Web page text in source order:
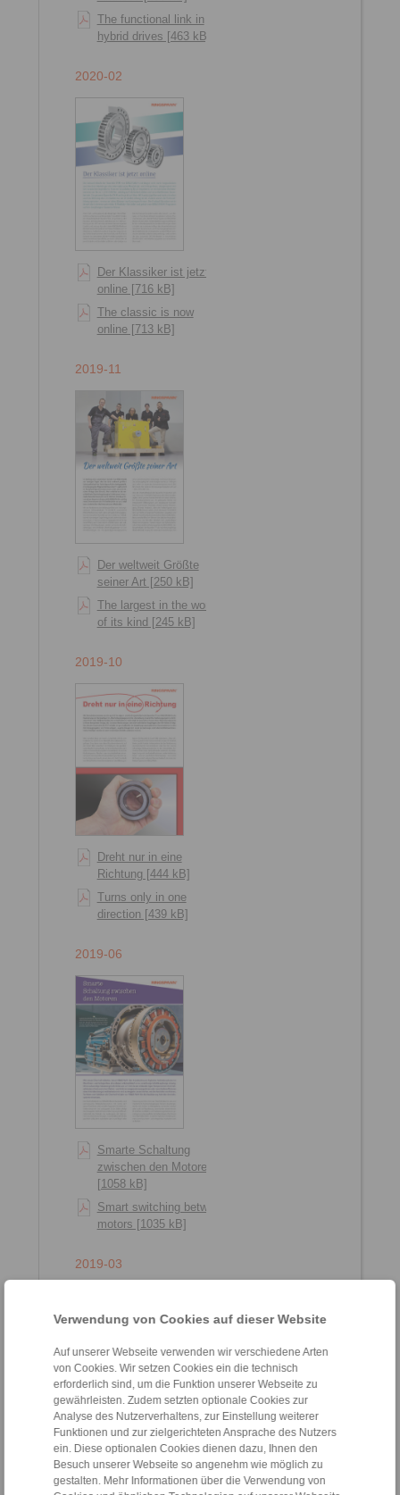
Verwendung von Cookies auf dieser Website
Auf unserer Webseite verwenden wir verschiedene Arten
von Cookies. Wir setzen Cookies ein die technisch
erforderlich sind, um die Funktion unserer Webseite zu
gewährleisten. Zudem setzten optionale Cookies zur
Analyse des Nutzerverhaltens, zur Einstellung weiterer
Funktionen und zur zielgerichteten Ansprache des Nutzers
ein. Diese optionalen Cookies dienen dazu, Ihnen den
Besuch unserer Webseite so angenehm wie möglich zu
gestalten. Mehr Informationen über die Verwendung von
The functional link in
hybrid drives [463 kB]
2020-02
Der Klassiker ist jetzt
online [716 kB]
The classic is now
online [713 kB]
2019-11
Der weltweit Größte
seiner Art [250 kB]
The largest in the world
of its kind [245 kB]
2019-10
Dreht nur in eine
Richtung [444 kB]
Turns only in one
direction [439 kB]
2019-06
Smarte Schaltung
zwischen den Motoren
[1058 kB]
Smart switching between
motors [1035 kB]
2019-03
Vorsorgliche Einblicke
ins innere Geschehen